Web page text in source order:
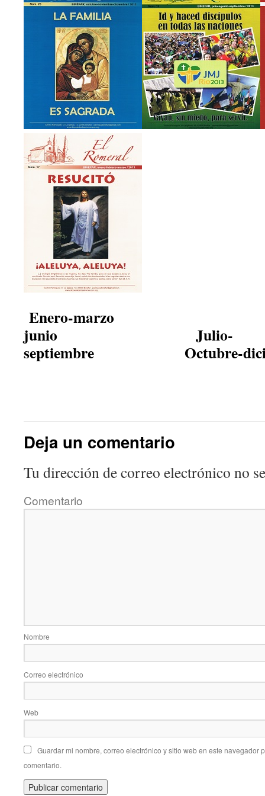
Enero-marzo
junio Julio-
septiembre Octubre-
Deja un comentario
Tu dirección de correo electrónico no
Comentario
Nombre
Correo electrónico
Web
Guardar mi nombre, correo electrónico y sitio web en este navegador
comentario.